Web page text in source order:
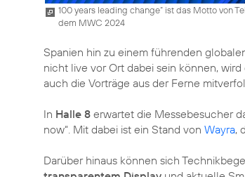
100 years leading change“ ist das Motto von
dem MWC 2024
Spanien hin zu einem führenden
nicht live vor Ort dabei sein können,
auch die Vorträge aus der Ferne
In Halle 8 erwartet die Messebesucher
now“. Mit dabei ist ein Stand von Wayra,
Darüber hinaus können sich